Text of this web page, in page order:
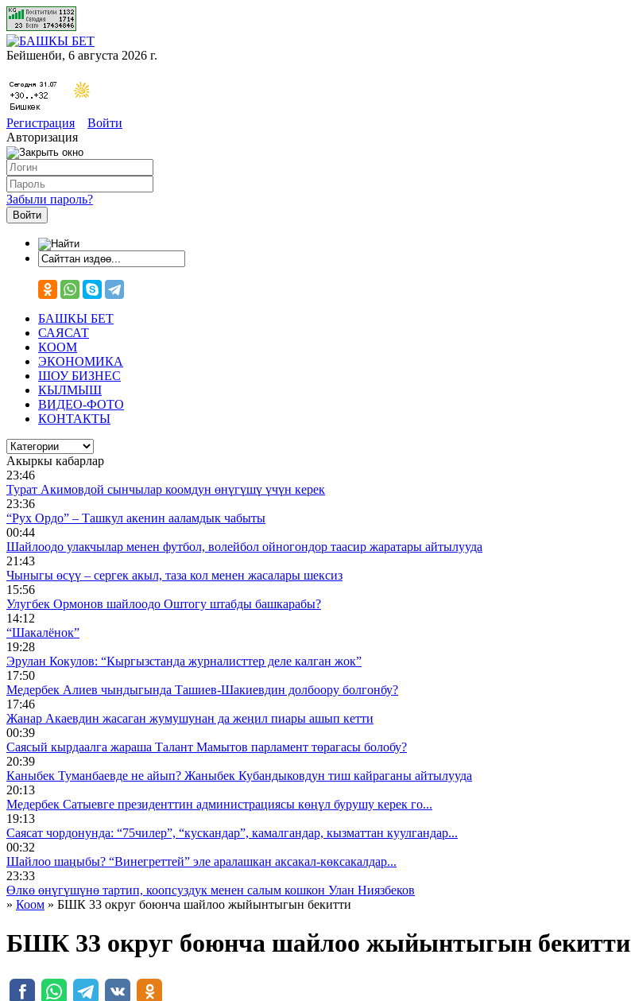
Бейшенби, 6 августа 2026 г.
Регистрация
Войти
Авторизация
Забыли пароль?
БАШКЫ БЕТ
САЯСАТ
КООМ
ЭКОНОМИКА
ШОУ БИЗНЕС
КЫЛМЫШ
ВИДЕО-ФОТО
КОНТАКТЫ
Акыркы кабарлар
23:46
Турат Акимовдой сынчылар коомдун өнүгүшү үчүн керек
23:36
“Рух Ордо” – Ташкул акенин ааламдык чабыты
00:44
Шайлоодо улакчылар менен футбол, волейбол ойногондор таасир жаратары айтылууда
21:43
Чыныгы өсүү – сергек акыл, таза кол менен жасалары шексиз
15:56
Улугбек Ормонов шайлоодо Оштогу штабды башкарабы?
14:12
“Шакалёнок”
19:28
Эрулан Кокулов: “Кыргызстанда журналисттер деле калган жок”
17:50
Медербек Алиев чындыгында Ташиев-Шакиевдин долбоору болгонбу?
17:46
Жанар Акаевдин жасаган жумушунан да жеңил пиары ашып кетти
00:39
Саясый кырдаалга жараша Талант Мамытов парламент төрагасы болобу?
20:39
Каныбек Туманбаевде не айып? Жаныбек Кубандыковдун тиш кайраганы айтылууда
20:13
Медербек Сатыевге президенттин администрациясы көңүл бурушу керек го...
19:13
Саясат чордонунда: “75чилер”, “кускандар”, камалгандар, кызматтан куулгандар...
00:32
Шайлоо шаңыбы? “Винегреттей” эле аралашкан аксакал-көксакалдар...
23:33
Өлкө өнүгүшүнө тартип, коопсуздук менен салым кошкон Улан Ниязбеков
» Коом » БШК 33 округ боюнча шайлоо жыйынтыгын бекитти
БШК 33 округ боюнча шайлоо жыйынтыгын бекитти